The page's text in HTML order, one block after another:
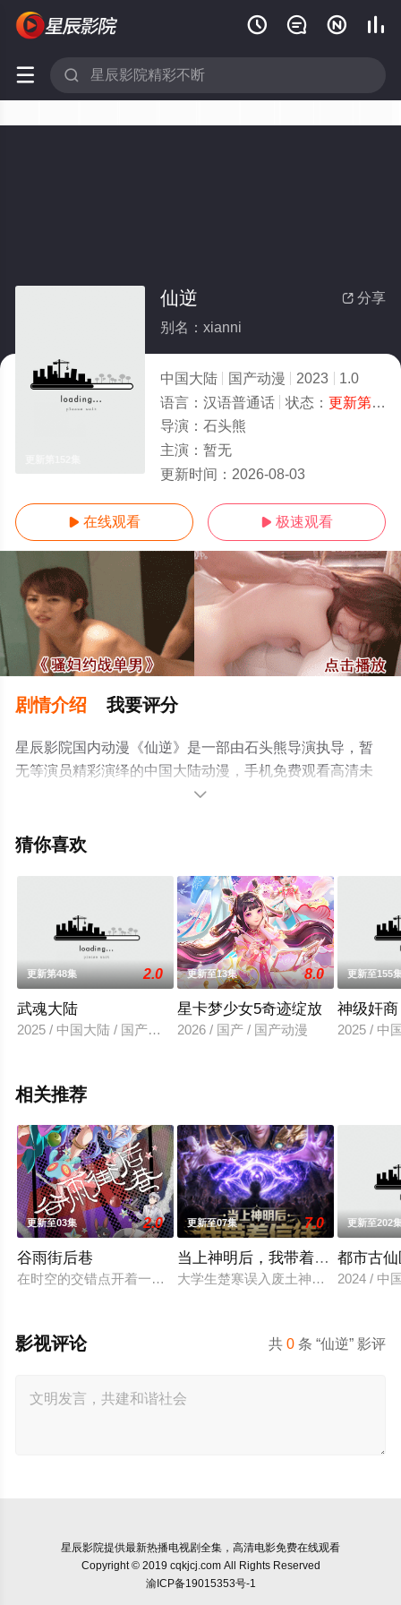
   
 
 分享
仙逆
别名：xianni
中国大陆 国产动漫 2023
1.0
语言： 汉语普通话 状态： 更新第152集
导演： 石头熊
主演： 暂无
更新时间： 2026-08-03
 在线观看  极速观看
剧情介绍 我要评分
星辰影院国内动漫《仙逆》是一部由石头熊导演执导，暂
无等演员精彩演绎的中国大陆动漫，手机免费观看高清未
删减完整版动漫全集就上星辰影视，更多剧情信息可移步

猜你喜欢
更新第48集 2.0
武魂大陆
2025 / 中国大陆 / 国产动漫
更新至13集 8.0
星卡梦少女5奇迹绽放
2026 / 国产 / 国产动漫
更新至155
神级奸
2025 / 中
相关推荐
更新至03集 2.0
谷雨街后巷
在时空的交错点开着一间酒馆——谷雨街后巷。 无论城市的角落
更新至07集 7.0
当上神明后，我带着信徒干翻了
大学生楚寒误入废土神选游戏，新手
更新至202
都市古
2024 / 中
共0 条 “仙逆” 影评
影视评论
星辰影院提供最新热播电视剧全集，高清电影免费在线观看
Copyright © 2019 cqkjcj.com All Rights Reserved
渝ICP备19015353号-1